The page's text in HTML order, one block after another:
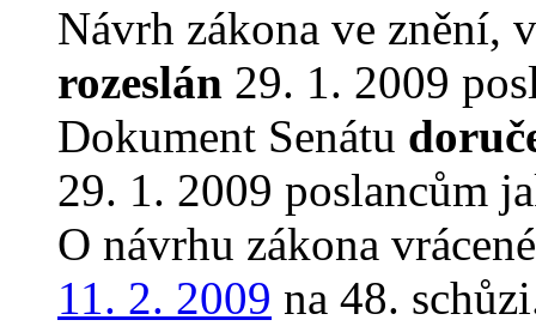
Návrh zákona ve znění,
rozeslán 29. 1. 2009
Dokument Senátu
29. 1. 2009 poslancům
O návrhu zákona
11. 2. 2009 na 48.